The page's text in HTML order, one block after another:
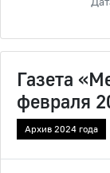
Газета
февраля
Архив 2024 года